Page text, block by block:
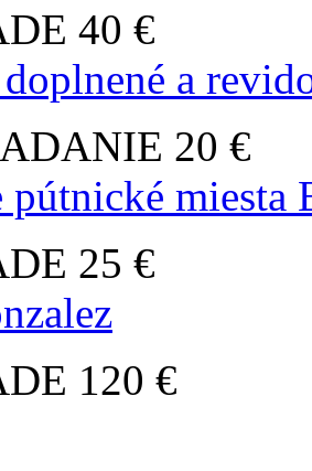
40 €
a
20 €
pútnické miesta
25 €
120 €